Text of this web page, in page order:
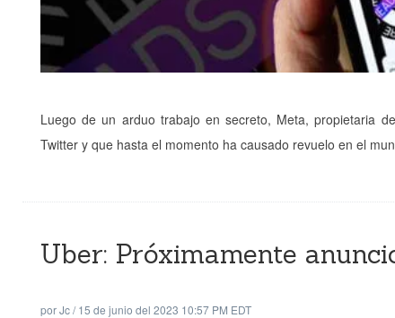
Luego de un arduo trabajo en secreto, Meta, propietaria
Twitter y que hasta el momento ha causado revuelo en el
Uber: Próximamente
porJc/15 de junio del 2023 10:57 PM EDT